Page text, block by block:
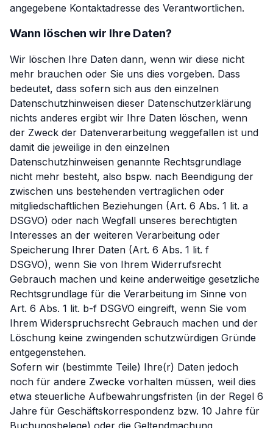
angegebene Kontaktadresse des Verantwortlichen.
Wann löschen wir Ihre Daten?
Wir löschen Ihre Daten dann, wenn wir diese nicht
mehr brauchen oder Sie uns dies vorgeben. Dass
bedeutet, dass sofern sich aus den einzelnen
Datenschutzhinweisen dieser Datenschutzerklärung
nichts anderes ergibt wir Ihre Daten löschen, wenn
der Zweck der Datenverarbeitung weggefallen ist und
damit die jeweilige in den einzelnen
Datenschutzhinweisen genannte Rechtsgrundlage
nicht mehr besteht, also bspw. nach Beendigung der
zwischen uns bestehenden vertraglichen oder
mitgliedschaftlichen Beziehungen (Art. 6 Abs. 1 lit. a
DSGVO) oder nach Wegfall unseres berechtigten
Interesses an der weiteren Verarbeitung oder
Speicherung Ihrer Daten (Art. 6 Abs. 1 lit. f
DSGVO), wenn Sie von Ihrem Widerrufsrecht
Gebrauch machen und keine anderweitige gesetzliche
Rechtsgrundlage für die Verarbeitung im Sinne von
Art. 6 Abs. 1 lit. b-f DSGVO eingreift, wenn Sie vom
Ihrem Widerspruchsrecht Gebrauch machen und der
Löschung keine zwingenden schutzwürdigen Gründe
entgegenstehen.
Sofern wir (bestimmte Teile) Ihre(r) Daten jedoch
noch für andere Zwecke vorhalten müssen, weil dies
etwa steuerliche Aufbewahrungsfristen (in der Regel 6
Jahre für Geschäftskorrespondenz bzw. 10 Jahre für
Buchungsbelege) oder die Geltendmachung,